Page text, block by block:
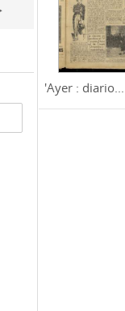
'Ayer : diario...